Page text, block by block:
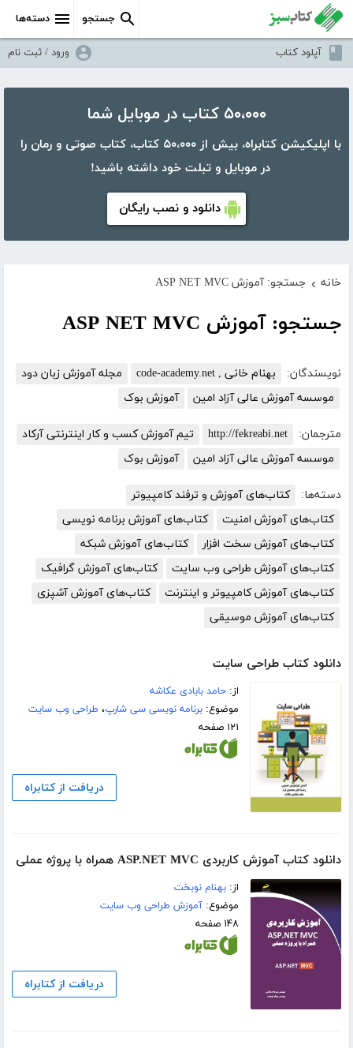
دسته‌ها جستجو
آپلود کتاب ورود / ثبت نام
۵۰،۰۰۰ کتاب در موبایل شما
با اپلیکیشن کتابراه، بیش از ۵۰،۰۰۰ کتاب، کتاب صوتی و رمان را
در موبایل و تبلت خود داشته باشید!
دانلود و نصب رایگان
خانه › جستجو: آموزش ASP NET MVC
جستجو: آموزش ASP NET MVC
نویسندگان: بهنام خانی , code-academy.net
مجله آموزش زبان دود
موسسه آموزش عالی آزاد امین
آموزش بوک
مترجمان: http://fekreabi.net
تیم آموزش کسب و کار اینترنتی آرکاد
موسسه آموزش عالی آزاد امین
آموزش بوک
دسته‌ها:
کتاب‌های آموزش و ترفند کامپیوتر
کتاب‌های آموزش امنیت
کتاب‌های آموزش برنامه نویسی
کتاب‌های آموزش سخت افزار
کتاب‌های آموزش شبکه
کتاب‌های آموزش طراحی وب سایت
کتاب‌های آموزش گرافیک
کتاب‌های آموزش کامپیوتر و اینترنت
کتاب‌های آموزش آشپزی
کتاب‌های آموزش موسیقی
دانلود کتاب طراحی سایت
از:حامد بابادی عکاشه
موضوع:برنامه نویسی سی شارپ، طراحی وب سایت
۱۲۱ صفحه
دریافت از کتابراه
دانلود کتاب آموزش کاربردی ASP.NET MVC همراه با پروژه عملی
از:بهنام نوبخت
موضوع:آموزش طراحی وب سایت
۱۴۸ صفحه
دریافت از کتابراه